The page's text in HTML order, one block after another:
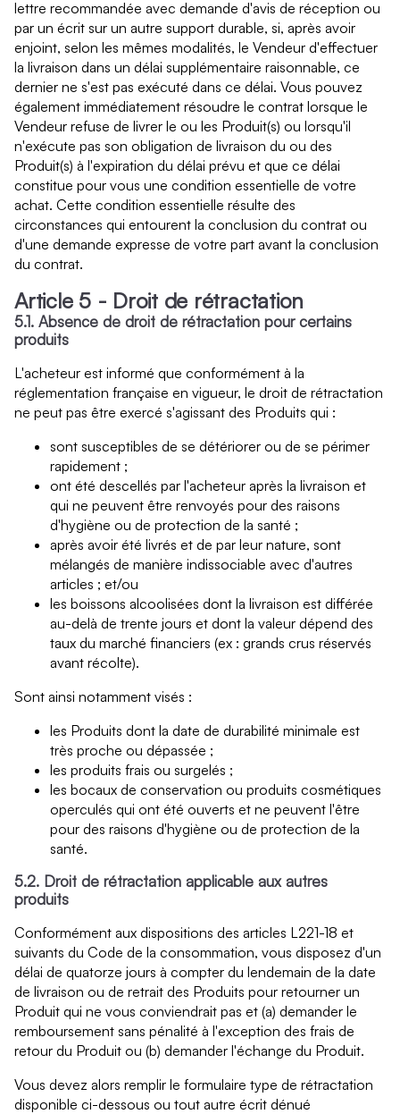
lettre recommandée avec demande d'avis de réception ou
par un écrit sur un autre support durable, si, après avoir
enjoint, selon les mêmes modalités, le Vendeur d'effectuer
la livraison dans un délai supplémentaire raisonnable, ce
dernier ne s'est pas exécuté dans ce délai. Vous pouvez
également immédiatement résoudre le contrat lorsque le
Vendeur refuse de livrer le ou les Produit(s) ou lorsqu'il
n'exécute pas son obligation de livraison du ou des
Produit(s) à l'expiration du délai prévu et que ce délai
constitue pour vous une condition essentielle de votre
achat. Cette condition essentielle résulte des
circonstances qui entourent la conclusion du contrat ou
d'une demande expresse de votre part avant la conclusion
du contrat.
Article 5 - Droit de rétractation
5.1. Absence de droit de rétractation pour certains
produits
L'acheteur est informé que conformément à la
réglementation française en vigueur, le droit de rétractation
ne peut pas être exercé s'agissant des Produits qui :
sont susceptibles de se détériorer ou de se périmer
rapidement ;
ont été descellés par l'acheteur après la livraison et
qui ne peuvent être renvoyés pour des raisons
d'hygiène ou de protection de la santé ;
après avoir été livrés et de par leur nature, sont
mélangés de manière indissociable avec d'autres
articles ; et/ou
les boissons alcoolisées dont la livraison est différée
au-delà de trente jours et dont la valeur dépend des
taux du marché financiers (ex : grands crus réservés
avant récolte).
Sont ainsi notamment visés :
les Produits dont la date de durabilité minimale est
très proche ou dépassée ;
les produits frais ou surgelés ;
les bocaux de conservation ou produits cosmétiques
operculés qui ont été ouverts et ne peuvent l'être
pour des raisons d'hygiène ou de protection de la
santé.
5.2. Droit de rétractation applicable aux autres
produits
Conformément aux dispositions des articles L221-18 et
suivants du Code de la consommation, vous disposez d'un
délai de quatorze jours à compter du lendemain de la date
de livraison ou de retrait des Produits pour retourner un
Produit qui ne vous conviendrait pas et (a) demander le
remboursement sans pénalité à l'exception des frais de
retour du Produit ou (b) demander l'échange du Produit.
Vous devez alors remplir le formulaire type de rétractation
disponible ci-dessous ou tout autre écrit dénué